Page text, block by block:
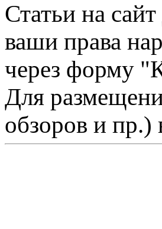
Статьи на
ваши права
через форму
Для
обзоров и пр.)